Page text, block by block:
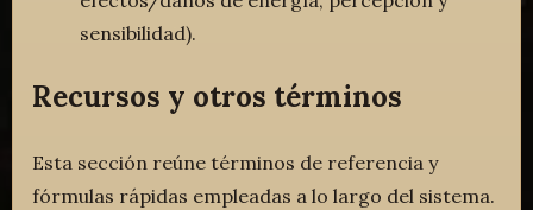
sensibilidad).
Recursos y otros términos
Esta sección reúne términos de referencia y
fórmulas rápidas empleadas a lo largo del sistema.